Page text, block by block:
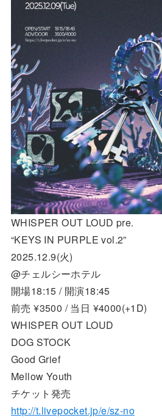
WHISPER OUT LOUD pre.
“KEYS IN PURPLE vol.2”
2025.12.9(火)
@チェルシーホテル
開場18:15 / 開演18:45
前売 ¥3500 / 当日 ¥4000(+1D)
WHISPER OUT LOUD
DOG STOCK
Good Grief
Mellow Youth
チケット発売
http://t.livepocket.jp/e/sz-no